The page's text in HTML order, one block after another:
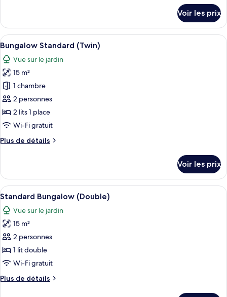
double
le
type
de
chambre
Bungalow,
lit
double
Voir les prix
Afficher
toutes
les
photos
pour
ce
type
de
chambre :
Bungalow
Deux lits simples avec une literie à
7
Bungalow Standard (Twin)
Vue sur le jardin
15 m²
1 chambre
2 personnes
2 lits 1 place
Wi-Fi gratuit
Plus de détails
Plus
le
type
de
chambre
Bungalow
Standard
(Twin)
Voir les prix
Afficher
toutes
les
photos
pour
ce
type
chambre :
Une chambre à coucher avec un lit,
6
Standard Bungalow (Double)
Vue sur le jardin
15 m²
2 personnes
1 lit double
Wi-Fi gratuit
Plus de détails
Plus